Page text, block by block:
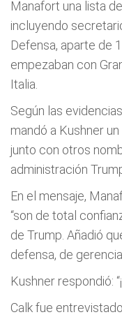
Manafort una lista
incluyendo
Defensa, aparte de
empezaban con
Italia.
Según las
mandó a Kushner
junto con otros
administración
En el mensaje,
“son de total
de Trump. Añadió
defensa, de
Kushner respondió:
Calk fue